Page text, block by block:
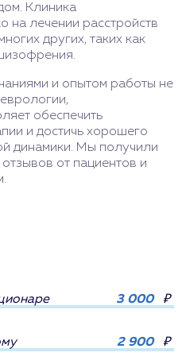
Клиника
на лечении расстройств
других, таких как
и опытом работы не
обеспечить
и достичь хорошего
динамики. Мы получили
от пациентов и
3 000 ₽
2 900 ₽